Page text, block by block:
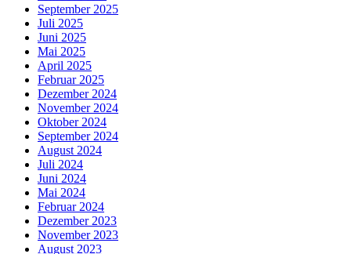
September 2025
Juli 2025
Juni 2025
Mai 2025
April 2025
Februar 2025
Dezember 2024
November 2024
Oktober 2024
September 2024
August 2024
Juli 2024
Juni 2024
Mai 2024
Februar 2024
Dezember 2023
November 2023
August 2023